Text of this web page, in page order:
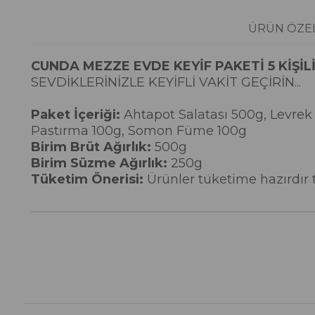
ÜRÜN
CUNDA MEZZE EVDE KEYİF PAKETİ 5
SEVDİKLERİNİZLE KEYİFLİ VAKİT GEÇİRİN...
Paket İçeriği: Ahtapot Salatası 500g,
Pastırma 100g, Somon Füme 100g
Birim Brüt Ağırlık: 500g
Birim Süzme Ağırlık: 250g
Tüketim Önerisi: Ürünler tüketime